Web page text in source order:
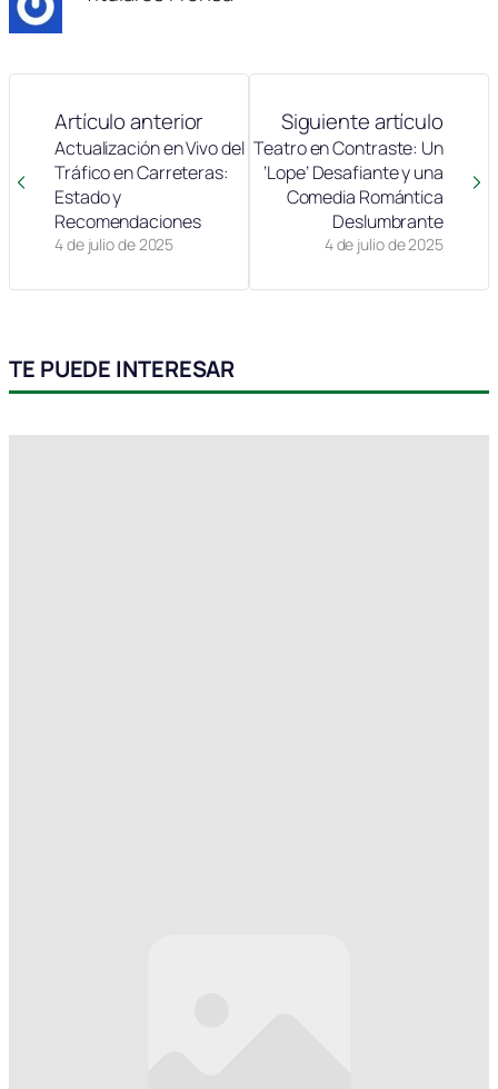
Artículo anterior
4 de julio de 2025
Actualización en Vivo del
Tráfico en Carreteras:
Estado y
Recomendaciones
Siguiente artículo
4 de julio de 2025
Teatro en Contraste: Un
‘Lope’ Desafiante y una
Comedia Romántica
Deslumbrante
TE PUEDE INTERESAR